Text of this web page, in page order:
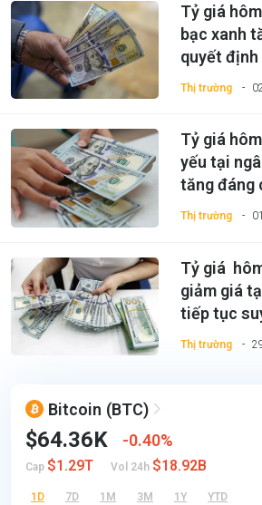
Thị trường
Tỷ giá
bạc xanh
quyết định
Thị trường
Tỷ giá
yếu tại
tăng đáng
Thị trường
Tỷ giá
giảm giá
tiếp tục
Bitcoin (BTC)
$64.36K 0.40%
Cap $1.29T Vol 24h $18.92B
1D 7D 1M 3M 1Y YTD